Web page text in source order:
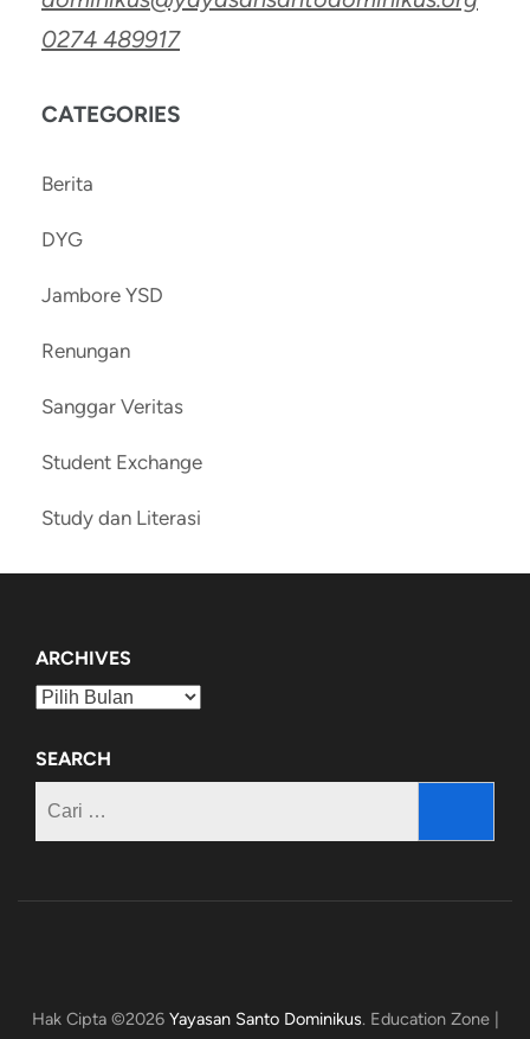
0274 489917
CATEGORIES
Berita
DYG
Jambore YSD
Renungan
Sanggar Veritas
Student Exchange
Study dan Literasi
ARCHIVES
Archives
SEARCH
Hak Cipta ©2026 Yayasan Santo Dominikus. Education Zone |